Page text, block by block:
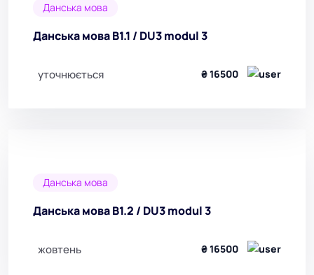
Данська мова
Данська мова B1.1 / DU3 modul 3
уточнюється ₴ 16500
Данська мова
Данська мова B1.2 / DU3 modul 3
жовтень ₴ 16500